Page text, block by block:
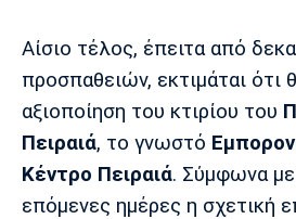
Running
Media
Παρασκήνιο
Μπαρτσελόνα
Μαδρίτης
Αίσιο τέλος, έπειτα από
προσπαθειών, εκτιμάται ότι
αξιοποίηση του κτιρίου του
Πειραιά, το γνωστό
Κέντρο Πειραιά. Σύμφωνα
επόμενες ημέρες η σχετική